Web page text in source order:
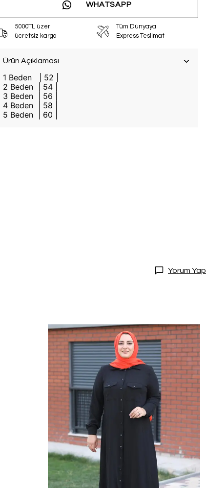
WHATSAPP
5000TL üzeri
ücretsiz kargo
Tüm Dünyaya
Express Teslimat
Ürün Açıklaması
1 Beden | 52 |
2 Beden | 54 |
3 Beden | 56 |
4 Beden | 58 |
5 Beden
60
Yorum Yap